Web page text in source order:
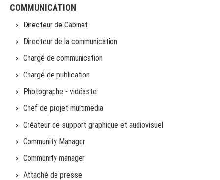
COMMUNICATION
Directeur de Cabinet
Directeur de la communication
Chargé de communication
Chargé de publication
Photographe - vidéaste
Chef de projet multimedia
Créateur de support graphique et audiovisuel
Community Manager
Community manager
Attaché de presse